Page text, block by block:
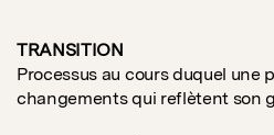
TRANSITION
Processus au cours duquel une
changements qui reflètent son